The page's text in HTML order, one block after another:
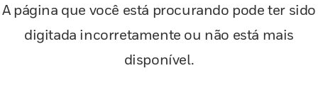
A página que você está procurando pode ter sido
digitada incorretamente ou não está mais
disponível.